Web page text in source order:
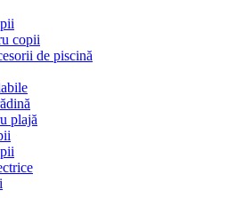
copii
de piscină
plajă